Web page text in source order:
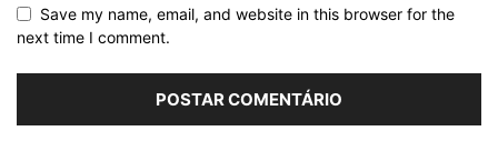
Save my name, email, and website in this browser for the
next time I comment.